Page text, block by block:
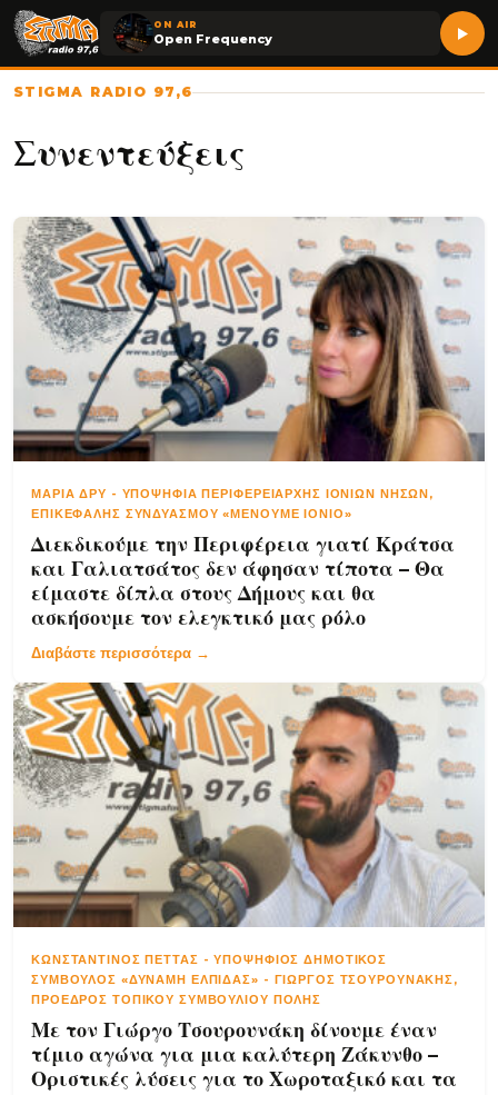
ON AIR
Open Frequency
STIGMA RADIO 97,6
Συνεντεύξεις
ΜΑΡΊΑ ΔΡΥ - ΥΠΟΨΉΦΙΑ ΠΕΡΙΦΕΡΕΙΆΡΧΗΣ ΙΟΝΊΩΝ ΝΉΣΩΝ,
ΕΠΙΚΕΦΑΛΉΣ ΣΥΝΔΥΑΣΜΟΎ «ΜΈΝΟΥΜΕ ΙΌΝΙΟ»
Διεκδικούμε την Περιφέρεια γιατί Κράτσα
και Γαλιατσάτος δεν άφησαν τίποτα – Θα
είμαστε δίπλα στους Δήμους και θα
ασκήσουμε τον ελεγκτικό μας ρόλο
Διαβάστε περισσότερα →
ΚΩΝΣΤΑΝΤΊΝΟΣ ΠΈΤΤΑΣ -ΥΠΟΨΉΦΙΟΣ ΔΗΜΟΤΙΚΌΣ
ΣΎΜΒΟΥΛΟΣ «ΔΎΝΑΜΗ ΕΛΠΊΔΑΣ» - ΓΙΏΡΓΟΣ ΤΣΟΥΡΟΥΝΆΚΗΣ,
ΠΡΌΕΔΡΟΣ ΤΟΠΙΚΟΎ ΣΥΜΒΟΥΛΊΟΥ ΠΌΛΗΣ
Με τον Γιώργο Τσουρουνάκη δίνουμε έναν
τίμιο αγώνα για μια καλύτερη Ζάκυνθο –
Οριστικές λύσεις για το Χωροταξικό και τα